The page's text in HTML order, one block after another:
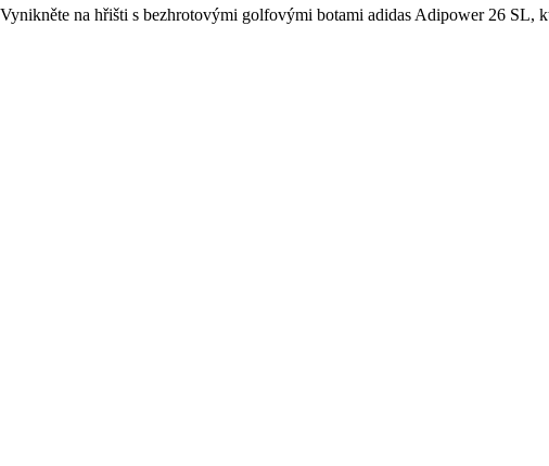
Vynikněte na hřišti s bezhrotovými golfovými botami adidas Adipower 26 SL,